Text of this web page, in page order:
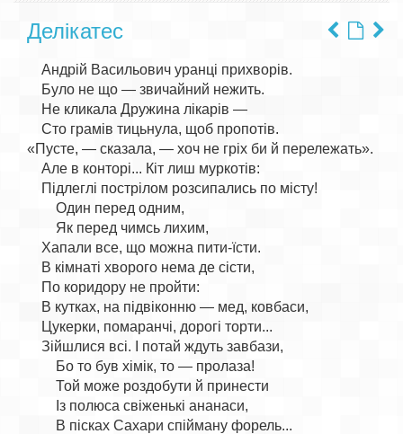
Делікатес
    Андрій Васильович уранці прихворів.
    Було не що — звичайний нежить.
    Не кликала Дружина лікарів —
    Сто грамів тицьнула, щоб пропотів.
«Пусте, — сказала, — хоч не гріх би й перележать».
    Але в конторі... Кіт лиш муркотів:
    Підлеглі пострілом розсипались по місту!
        Один перед одним,
        Як перед чимсь лихим,
    Хапали все, що можна пити-їсти.
    В кімнаті хворого нема де сісти,
    По коридору не пройти:
    В кутках, на підвіконню — мед, ковбаси,
    Цукерки, помаранчі, дорогі торти...
    Зійшлися всі. І потай ждуть завбази,
        Бо то був хімік, то — пролаза!
        Той може роздобути й принести
        Із полюса свіженькі ананаси,
        В пісках Сахари спійману форель...